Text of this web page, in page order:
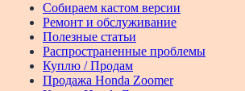
Собираем кастом версии
Ремонт и обслуживание
Полезные статьи
Распространенные проблемы
Куплю / Продам
Продажа Honda Zoomer